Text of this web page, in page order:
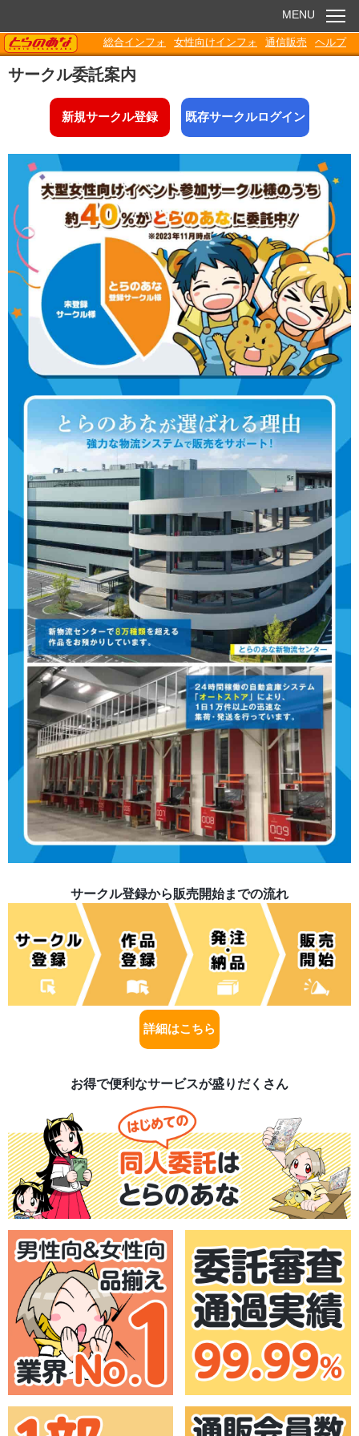
お知らせ
電子書籍
Q&A
各種ダウンロード
MENU
TORANOANA
総合インフォ 女性向けインフォ 通信販売 ヘルプ
サークル委託案内
新規サークル登録 既存サークルログイン
サークル登録から販売開始までの流れ
詳細はこちら
お得で便利なサービスが盛りだくさん